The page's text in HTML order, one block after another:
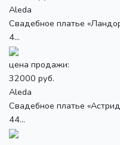
Aleda
Свадебное платье
4...
цена продажи:
32000 руб.
Aleda
Свадебное платье
44...